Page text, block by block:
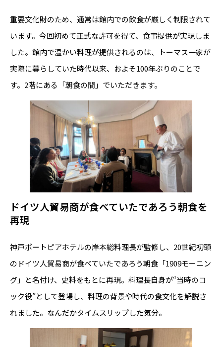
重要文化財のため、通常は館内での飲食が厳しく制限されて
います。今回初めて正式な許可を得て、食事提供が実現しま
した。館内で温かい料理が提供されるのは、トーマス一家が
実際に暮らしていた時代以来、およそ100年ぶりのことで
す。2階にある「朝食の間」でいただきます。
ドイツ人貿易商が食べていたであろう朝食を
再現
神戸ポートピアホテルの岸本総料理長が監修し、20世紀初頭
のドイツ人貿易商が食べていたであろう朝食「1909モーニン
グ」と名付け、史料をもとに再現。料理長自身が“当時のコ
ック役”として登場し、料理の背景や時代の食文化を解説さ
れました。なんだかタイムスリップした気分。